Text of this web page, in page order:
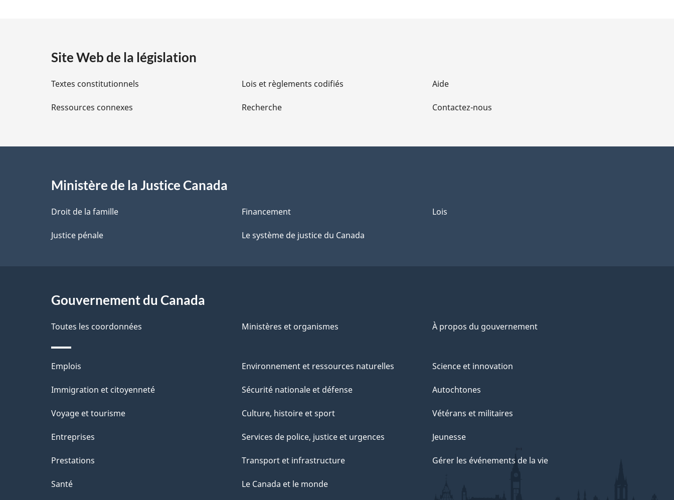
i
l
s
l
a
p
e
Site Web de la législation
Textes constitutionnels
Ressources connexes
Lois et règlements codifiés
Recherche
Aide
Contactez-nous
Ministère de la Justice Canada
Droit de la famille
Justice pénale
Financement
Le système de justice du Canada
Lois
Gouvernement du Canada
Toutes les coordonnées Ministères et organismes À propos du gouvernement
Thèmes
et
Emplois
Immigration et citoyenneté
Voyage et tourisme
Entreprises
Prestations
Santé
Environnement et ressources naturelles
Sécurité nationale et défense
Culture, histoire et sport
Services de police, justice et urgences
Transport et infrastructure
Le Canada et le monde
Science et innovation
Autochtones
Vétérans et militaires
Jeunesse
Gérer les événements de la vie